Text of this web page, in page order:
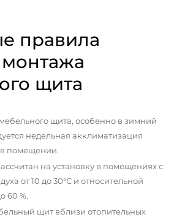
правила
щита
щита, особенно в зимний
недельная акклиматизация
помещении.
на установку в помещениях с
от 10 до 30°С и относительной
60 %.
щит вблизи отопительных